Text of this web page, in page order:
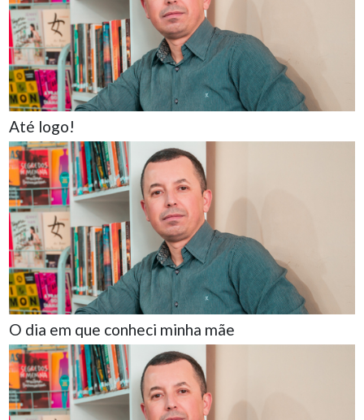
Até logo!
O dia em que conheci minha mãe